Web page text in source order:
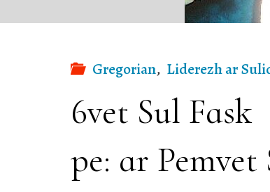
Gregorian, Liderezh ar
6vet Sul Fask
pe: ar Pemvet